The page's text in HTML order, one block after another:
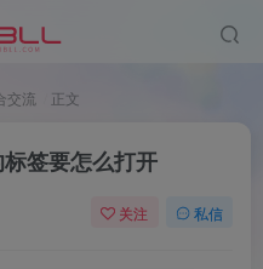
交流 正文
签要怎么打开
关注 私信